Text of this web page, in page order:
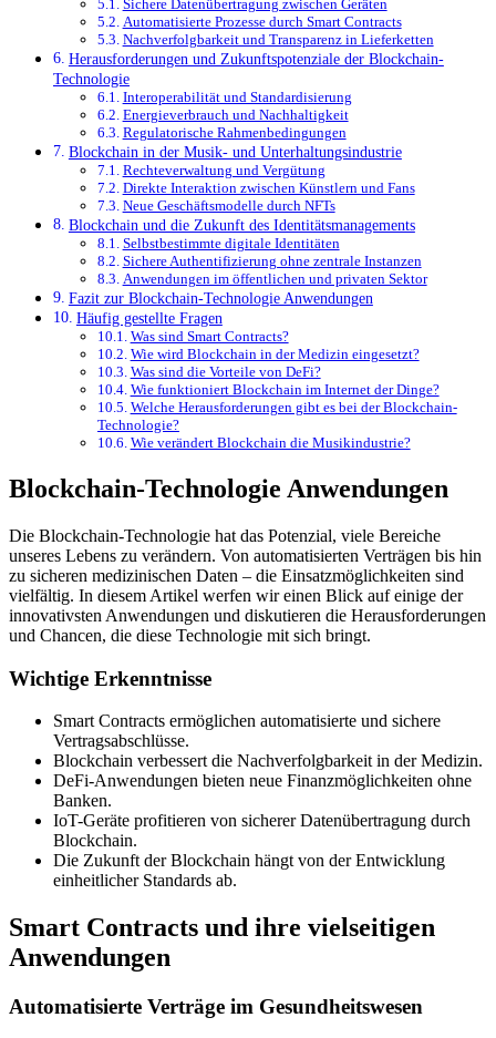
Sichere Datenübertragung zwischen Geräten
Automatisierte Prozesse durch Smart Contracts
Nachverfolgbarkeit und Transparenz in Lieferketten
Herausforderungen und Zukunftspotenziale der Blockchain-
Technologie
Interoperabilität und Standardisierung
Energieverbrauch und Nachhaltigkeit
Regulatorische Rahmenbedingungen
Blockchain in der Musik- und Unterhaltungsindustrie
Rechteverwaltung und Vergütung
Direkte Interaktion zwischen Künstlern und Fans
Neue Geschäftsmodelle durch NFTs
Blockchain und die Zukunft des Identitätsmanagements
Selbstbestimmte digitale Identitäten
Sichere Authentifizierung ohne zentrale Instanzen
Anwendungen im öffentlichen und privaten Sektor
Fazit zur Blockchain-Technologie Anwendungen
Häufig gestellte Fragen
Was sind Smart Contracts?
Wie wird Blockchain in der Medizin eingesetzt?
Was sind die Vorteile von DeFi?
Wie funktioniert Blockchain im Internet der Dinge?
Welche Herausforderungen gibt es bei der Blockchain-
Technologie?
Wie verändert Blockchain die Musikindustrie?
Blockchain-Technologie Anwendungen
Die Blockchain-Technologie hat das Potenzial, viele Bereiche
unseres Lebens zu verändern. Von automatisierten Verträgen bis hin
zu sicheren medizinischen Daten – die Einsatzmöglichkeiten sind
vielfältig. In diesem Artikel werfen wir einen Blick auf einige der
innovativsten Anwendungen und diskutieren die Herausforderungen
und Chancen, die diese Technologie mit sich bringt.
Wichtige Erkenntnisse
Smart Contracts ermöglichen automatisierte und sichere
Vertragsabschlüsse.
Blockchain verbessert die Nachverfolgbarkeit in der Medizin.
DeFi-Anwendungen bieten neue Finanzmöglichkeiten ohne
Banken.
IoT-Geräte profitieren von sicherer Datenübertragung durch
Blockchain.
Die Zukunft der Blockchain hängt von der Entwicklung
einheitlicher Standards ab.
Smart Contracts und ihre vielseitigen
Anwendungen
Automatisierte Verträge im Gesundheitswesen